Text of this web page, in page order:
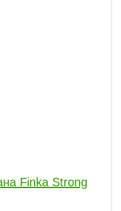
Finka Strong